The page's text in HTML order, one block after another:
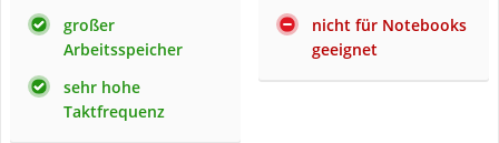
großer
Arbeitsspeicher
sehr hohe
Taktfrequenz
nicht für Notebooks
geeignet